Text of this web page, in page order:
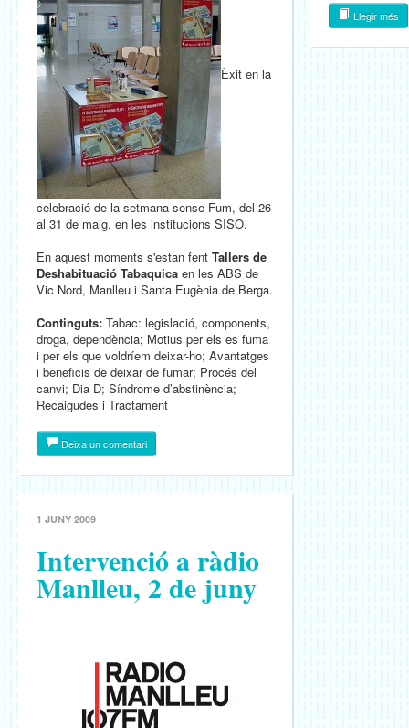
Èxit en la
celebració de la setmana sense Fum, del 26
al 31 de maig, en les institucions SISO.
En aquest moments s'estan fent Tallers de
Deshabituació Tabaquica en les ABS de
Vic Nord, Manlleu i Santa Eugènia de Berga.
Continguts: Tabac: legislació, components,
droga, dependència; Motius per els es fuma
i per els que voldríem deixar-ho; Avantatges
i beneficis de deixar de fumar; Procés del
canvi; Dia D; Síndrome d’abstinència;
Recaigudes i Tractament
Deixa un comentari
1 JUNY 2009
Intervenció a ràdio
Manlleu, 2 de juny
Llegir més